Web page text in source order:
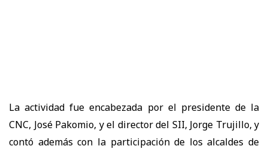
La actividad fue encabezada por el presidente de la
CNC, José Pakomio, y el director del SII, Jorge Trujillo, y
contó además con la participación de los alcaldes de